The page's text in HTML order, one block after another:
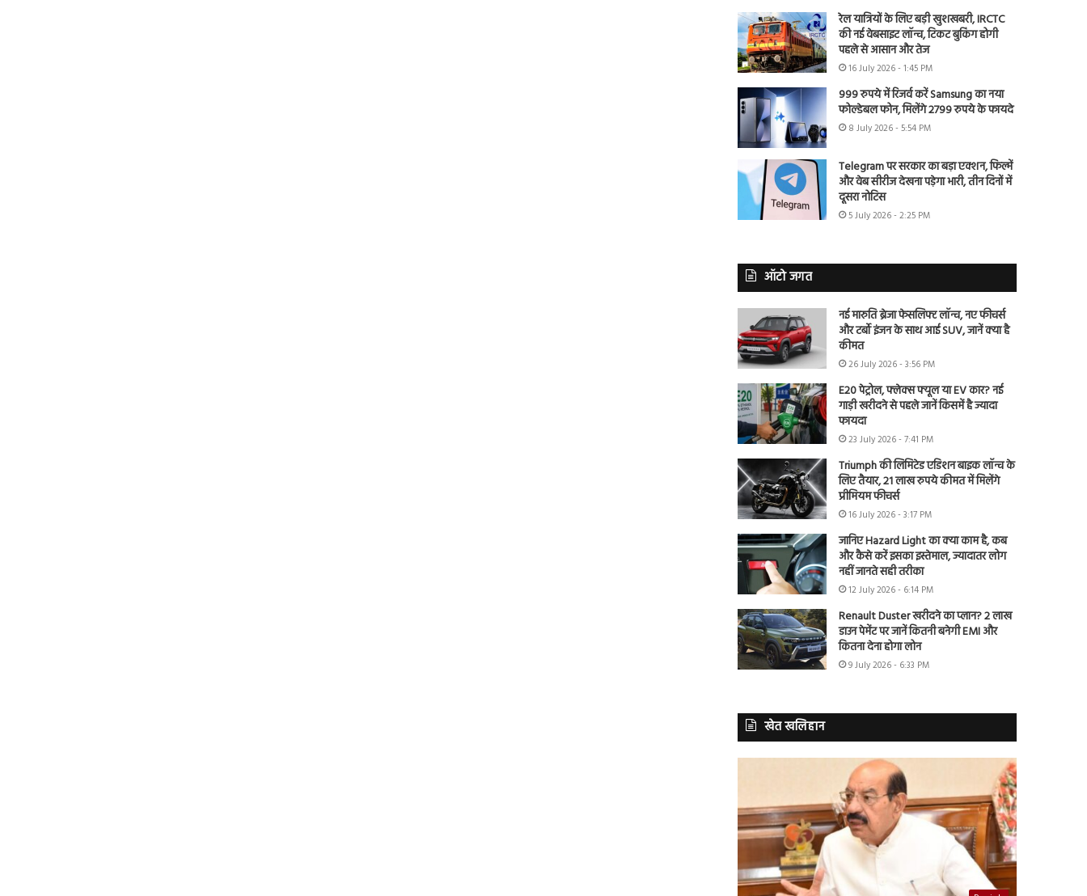
रेल यात्रियों के लिए बड़ी खुशखबरी, IRCTC
की नई वेबसाइट लॉन्च, टिकट बुकिंग होगी
पहले से आसान और तेज
16 July 2026 - 1:45 PM
999 रुपये में रिजर्व करें Samsung का नया
फोल्डेबल फोन, मिलेंगे 2799 रुपये के फायदे
8 July 2026 - 5:54 PM
Telegram पर सरकार का बड़ा एक्शन, फिल्में
और वेब सीरीज देखना पड़ेगा भारी, तीन दिनों में
दूसरा नोटिस
5 July 2026 - 2:25 PM
ऑटो जगत
नई मारुति ब्रेजा फेसलिफ्ट लॉन्च, नए फीचर्स
और टर्बो इंजन के साथ आई SUV, जानें क्या है
कीमत
26 July 2026 - 3:56 PM
E20 पेट्रोल, फ्लेक्स फ्यूल या EV कार? नई
गाड़ी खरीदने से पहले जानें किसमें है ज्यादा
फायदा
23 July 2026 - 7:41 PM
Triumph की लिमिटेड एडिशन बाइक लॉन्च के
लिए तैयार, 21 लाख रुपये कीमत में मिलेंगे
प्रीमियम फीचर्स
16 July 2026 - 3:17 PM
जानिए Hazard Light का क्या काम है, कब
और कैसे करें इसका इस्तेमाल, ज्यादातर लोग
नहीं जानते सही तरीका
12 July 2026 - 6:14 PM
Renault Duster खरीदने का प्लान? 2 लाख
डाउन पेमेंट पर जानें कितनी बनेगी EMI और
कितना देना होगा लोन
9 July 2026 - 6:33 PM
खेत खलिहान